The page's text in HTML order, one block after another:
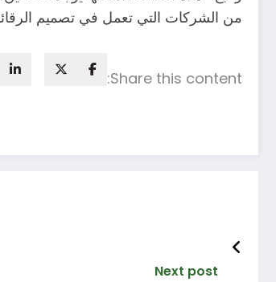
من الشركات التي تعمل في تصميم
Share this content:
Next post